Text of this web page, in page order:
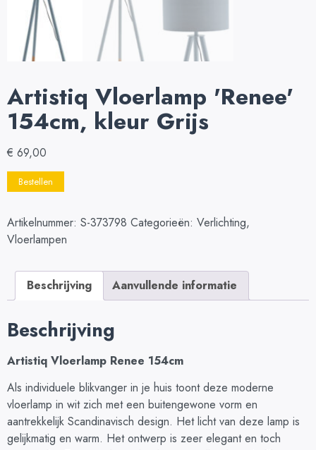
Artistiq Vloerlamp 'Renee'
154cm, kleur Grijs
€ 69,00
Bestellen
Artikelnummer: S-373798 Categorieën: Verlichting,
Vloerlampen
Beschrijving Aanvullende informatie
Beschrijving
Artistiq Vloerlamp Renee 154cm
Als individuele blikvanger in je huis toont deze moderne
vloerlamp in wit zich met een buitengewone vorm en
aantrekkelijk Scandinavisch design. Het licht van deze lamp is
gelijkmatig en warm. Het ontwerp is zeer elegant en toch